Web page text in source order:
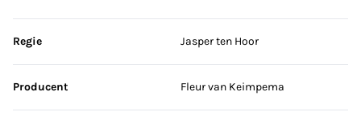
Sla credits over
Regie Jasper ten Hoor
Producent Fleur van Keimpema